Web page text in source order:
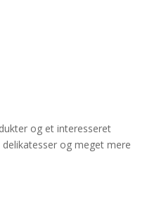
og et interesseret
og meget mere